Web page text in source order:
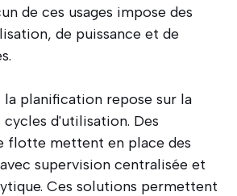
de ces usages impose des
de puissance et de
planification repose sur la
d'utilisation. Des
flotte mettent en place des
supervision centralisée et
Ces solutions permettent